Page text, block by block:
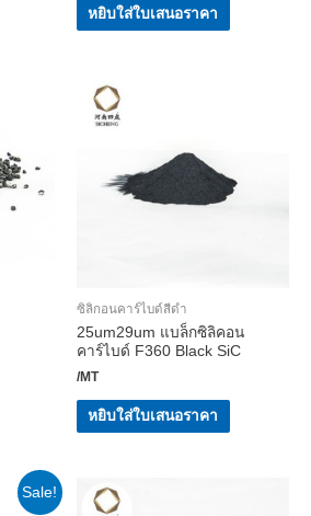
หยิบใส่ใบเสนอราคา
ซิลิกอนคาร์ไบด์สีดำ
25um29um แบล็กซิลิคอน
คาร์ไบด์ F360 Black SiC
/MT
หยิบใส่ใบเสนอราคา
Sale!